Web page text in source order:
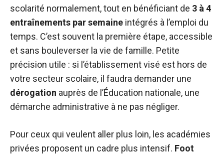
scolarité normalement, tout en bénéficiant de 3 à 4
entraînements par semaine intégrés à l’emploi du
temps. C’est souvent la première étape, accessible
et sans bouleverser la vie de famille. Petite
précision utile : si l’établissement visé est hors de
votre secteur scolaire, il faudra demander une
dérogation auprès de l’Éducation nationale, une
démarche administrative à ne pas négliger.
Pour ceux qui veulent aller plus loin, les académies
privées proposent un cadre plus intensif. Foot